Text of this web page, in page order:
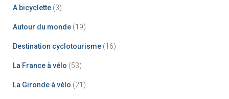
A bicyclette (3)
Autour du monde (19)
Destination cyclotourisme (16)
La France à vélo (53)
La Gironde à vélo (21)